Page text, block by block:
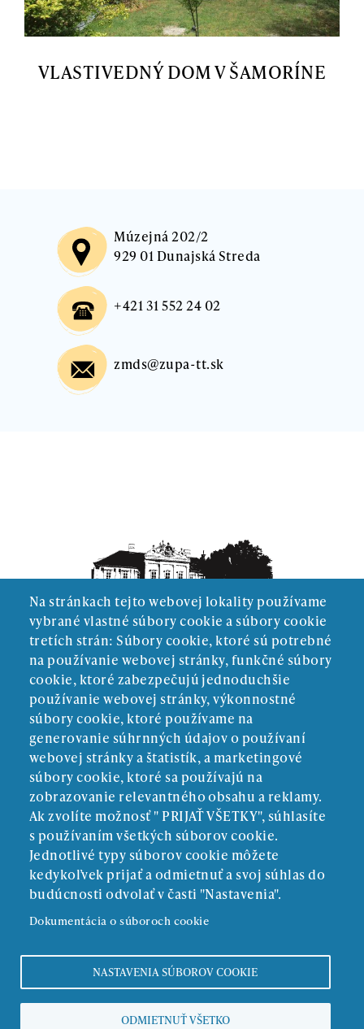
VLASTIVEDNÝ DOM V ŠAMORÍNE
Na stránkach tejto webovej lokality používame
vybrané vlastné súbory cookie a súbory cookie
tretích strán: Súbory cookie, ktoré sú potrebné
na používanie webovej stránky, funkčné súbory
cookie, ktoré zabezpečujú jednoduchšie
používanie webovej stránky, výkonnostné
súbory cookie, ktoré používame na
generovanie súhrnných údajov o používaní
webovej stránky a štatistík, a marketingové
súbory cookie, ktoré sa používajú na
zobrazovanie relevantného obsahu a reklamy.
Ak zvolíte možnosť " PRIJAŤ VŠETKY", súhlasíte
s používaním všetkých súborov cookie.
Jednotlivé typy súborov cookie môžete
kedykoľvek prijať a odmietnuť a svoj súhlas do
budúcnosti odvolať v časti "Nastavenia".
Dokumentácia o súboroch cookie
NASTAVENIA SÚBOROV COOKIE
ODMIETNUŤ VŠETKO
Múzejná 202/2
929 01 Dunajská Streda
+421 31 552 24 02
zmds@zupa-tt.sk
ZRIAĎOVATEĽ:
Povinné zverejňovanie
Ochrana osobných údajov